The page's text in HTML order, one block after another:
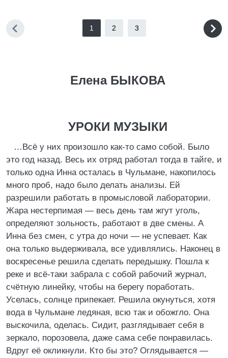
1 2 3
Елена БЫКОВА
УРОКИ МУЗЫКИ
…Всё у них произошло как-то само собой. Было
это год назад. Весь их отряд работал тогда в тайге, и
только одна Инна осталась в Чульмане, накопилось
много проб, надо было делать анализы. Ей
разрешили работать в промысловой лаборатории.
Жара нестерпимая — весь день там жгут уголь,
определяют зольность, работают в две смены. А
Инна без смен, с утра до ночи — не успевает. Как
она только выдерживала, все удивлялись. Наконец в
воскресенье решила сделать передышку. Пошла к
реке и всё-таки забрала с собой рабочий журнал,
счётную линейку, чтобы на берегу поработать.
Уселась, солнце припекает. Решила окунуться, хотя
вода в Чульмане ледяная, всю так и обожгло. Она
выскочила, оделась. Сидит, разглядывает себя в
зеркало, порозовела, даже сама себе понравилась.
Вдруг её окликнули. Кто бы это? Оглядывается —